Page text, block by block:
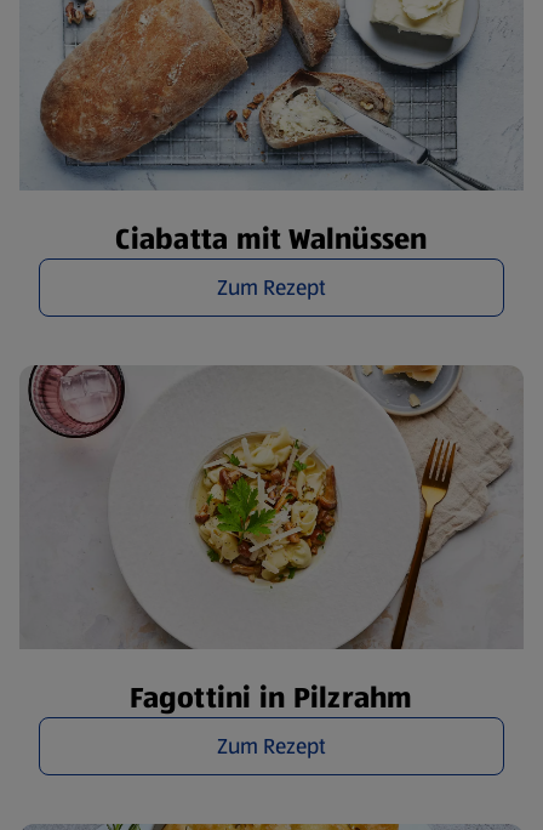
Ciabatta mit Walnüssen
Zum Rezept
Fagottini in Pilzrahm
Zum Rezept